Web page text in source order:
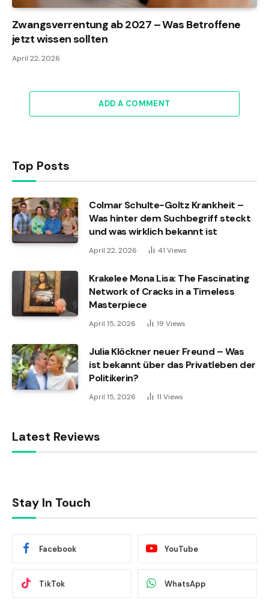
Zwangsverrentung ab 2027 – Was Betroffene
jetzt wissen sollten
April 22, 2026
ADD A COMMENT
Top Posts
Colmar Schulte-Goltz Krankheit –
Was hinter dem Suchbegriff steckt
und was wirklich bekannt ist
April 22, 2026 41 Views
Krakelee Mona Lisa: The Fascinating
Network of Cracks in a Timeless
Masterpiece
April 15, 2026 19 Views
Julia Klöckner neuer Freund – Was
ist bekannt über das Privatleben der
Politikerin?
April 15, 2026 11 Views
Latest Reviews
Stay In Touch
Facebook YouTube
TikTok WhatsApp